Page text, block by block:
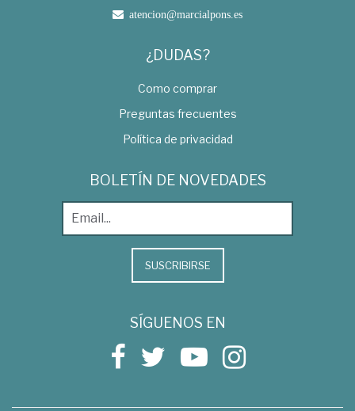
atencion@marcialpons.es
¿DUDAS?
Como comprar
Preguntas frecuentes
Política de privacidad
BOLETÍN DE NOVEDADES
SUSCRIBIRSE
SÍGUENOS EN